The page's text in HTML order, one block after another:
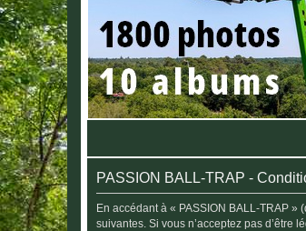
PASSION BALL-TRAP -
En accédant à « PASSION BALL-TRAP
suivantes. Si vous n’acceptez pas d’être